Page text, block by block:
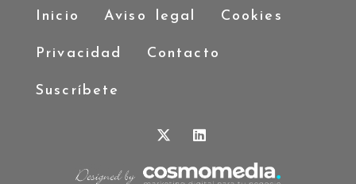
Inicio Aviso legal Cookies
Privacidad Contacto
Suscríbete